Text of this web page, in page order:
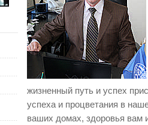
жизненный путь и успех
успеха и процветания в
ваших домах, здоровья вам